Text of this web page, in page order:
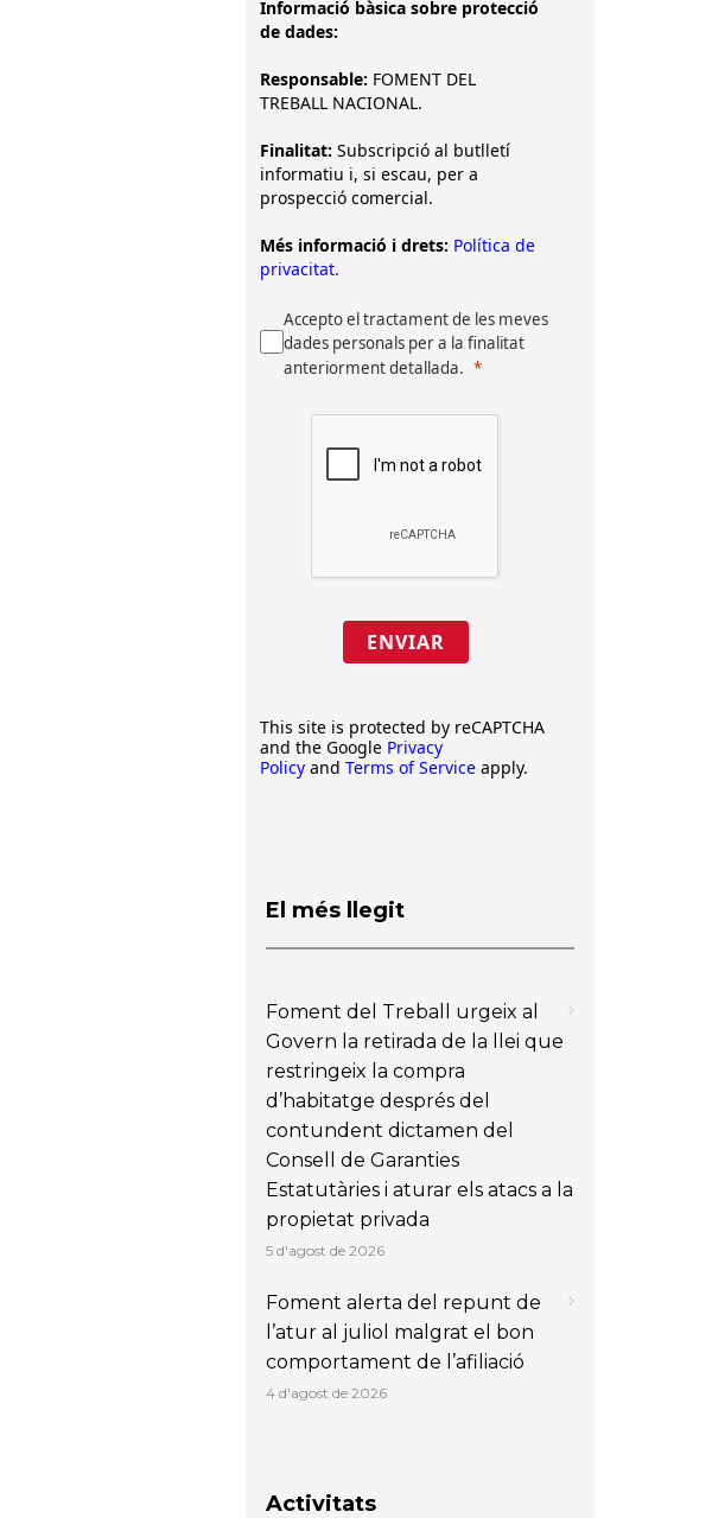
Informació bàsica sobre protecció
de dades:
Responsable: FOMENT DEL
TREBALL NACIONAL.
Finalitat: Subscripció al butlletí
informatiu i, si escau, per a
prospecció comercial.
Més informació i drets: Política de
privacitat.
Accepto el tractament de les meves
dades personals per a la finalitat
anteriorment detallada.
ENVIAR
This site is protected by reCAPTCHA
and the Google Privacy
Policy and Terms of Service apply.
El més llegit
Foment del Treball urgeix al
Govern la retirada de la llei que
restringeix la compra
d’habitatge després del
contundent dictamen del
Consell de Garanties
Estatutàries i aturar els atacs a la
propietat privada
5 d'agost de 2026
Foment alerta del repunt de
l’atur al juliol malgrat el bon
comportament de l’afiliació
4 d'agost de 2026
Activitats